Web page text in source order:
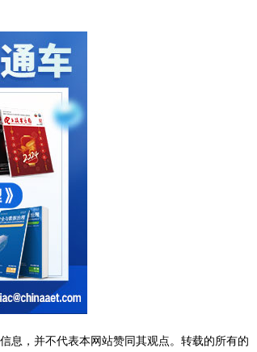
息，并不代表本网站赞同其观点。转载的所有的